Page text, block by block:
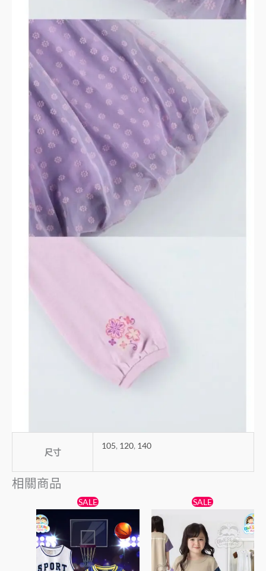
尺寸
105, 120, 140
相關商品
SALE
始
價
格：
$65。
目
前
價
格：
$55。
品
有
多
SALE
格：
$89。
目
前
格：
$79。
產
品
有
多